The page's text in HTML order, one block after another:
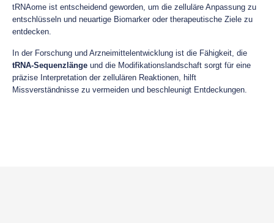
tRNAome ist entscheidend geworden, um die zelluläre Anpassung zu
entschlüsseln und neuartige Biomarker oder therapeutische Ziele zu
entdecken.
In der Forschung und Arzneimittelentwicklung ist die Fähigkeit, die
tRNA-Sequenzlänge und die Modifikationslandschaft sorgt für eine
präzise Interpretation der zellulären Reaktionen, hilft
Missverständnisse zu vermeiden und beschleunigt Entdeckungen.